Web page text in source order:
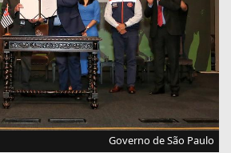
Governo de São Paulo